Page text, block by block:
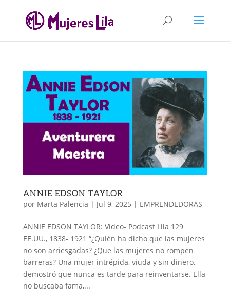
ANNIE EDSON TAYLOR
por Marta Palencia | Jul 9, 2025 | EMPRENDEDORAS
ANNIE EDSON TAYLOR: Vídeo- Podcast Lila 129
EE.UU., 1838- 1921 “¿Quién ha dicho que las mujeres
no son arriesgadas? ¿Que las mujeres no rompen
barreras? Una mujer intrépida, viuda y sin dinero,
demostró que nunca es tarde para reinventarse. Ella
no buscaba fama,...